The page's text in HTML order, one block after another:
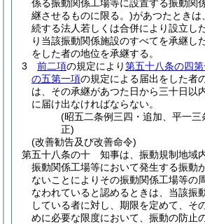
係る振動関係工場等に設置する振動関
継させるものに限る。)があつたときは
続する法人若しくは合併により設立し
り当該振動関係施設のすべてを承継し
をした者の地位を承継する。
3
前二項の規定により第五十八条の四
の五第一項の規定による届出をした者
は、その承継があつた日から三十日以
に届け出なければならない。
(昭五二条例三四・追加、平一三
正)
(改善勧告及び改善命令)
第五十八条の十
知事は、振動規制地域
振動関係工場等において発生する振動
ないことによりその振動関係工場等の
なわれていると認めるときは、当該振
している者に対し、期限を定めて、そ
めに必要な限度において、振動の防止